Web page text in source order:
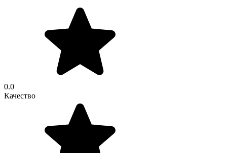
0.0
Качество